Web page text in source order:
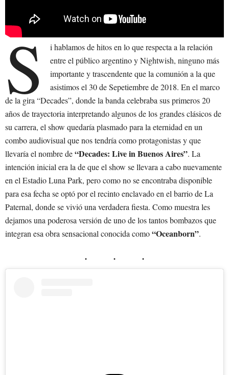
S
i hablamos de hitos en lo que respecta a la relación
entre el público argentino y Nightwish, ninguno más
importante y trascendente que la comunión a la que
asistimos el 30 de Sepetiembre de 2018. En el marco
de la gira “Decades”, donde la banda celebraba sus primeros 20
años de trayectoria interpretando algunos de los grandes clásicos de
su carrera, el show quedaría plasmado para la eternidad en un
combo audiovisual que nos tendría como protagonistas y que
llevaría el nombre de“Decades: Live in Buenos Aires”. La
intención inicial era la de que el show se llevara a cabo nuevamente
en el Estadio Luna Park, pero como no se encontraba disponible
para esa fecha se optó por el recinto enclavado en el barrio de La
Paternal, donde se vivió una verdadera fiesta. Como muestra les
dejamos una poderosa versión de uno de los tantos bombazos que
integran esa obra sensacional conocida como“Oceanborn”.